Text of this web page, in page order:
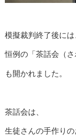
模擬裁判終了後には
恒例の「茶話会（さ
も開かれました。
茶話会は、
生徒さんの手作りの